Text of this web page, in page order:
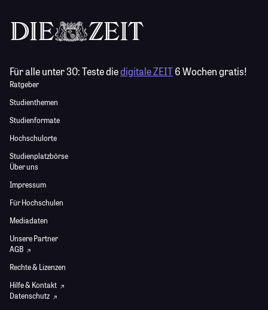
Für alle unter 30:Teste diedigitale ZEIT6 Wochen gratis!
Ratgeber
Studienthemen
Studienformate
Hochschulorte
Studienplatzbörse
Über uns
Impressum
Für Hochschulen
Mediadaten
Unsere Partner
AGB
Rechte & Lizenzen
Hilfe & Kontakt
Datenschutz